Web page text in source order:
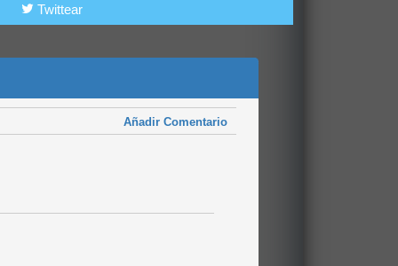
Twittear
Añadir Comentario